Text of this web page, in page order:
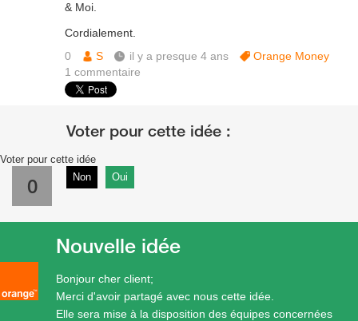
& Moi.
Cordialement.
0
S il y a presque 4 ans
Orange Money
1commentaire
Voter pour cette idée
0 Non Oui
Bonjour cher client;
Merci d'avoir partagé avec nous cette idée.
Elle sera mise à la disposition des équipes concernées
Nouvelle idée